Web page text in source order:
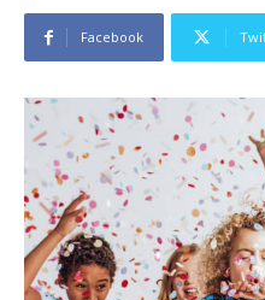
Facebook